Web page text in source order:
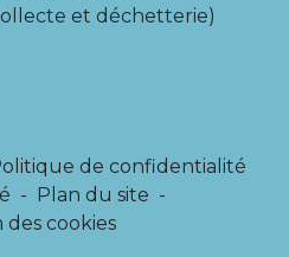
et déchetterie)
de confidentialité
- Plan du site -
des cookies